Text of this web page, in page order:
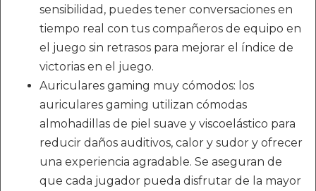
sensibilidad, puedes tener conversaciones en
tiempo real con tus compañeros de equipo en
el juego sin retrasos para mejorar el índice de
victorias en el juego.
Auriculares gaming muy cómodos: los
auriculares gaming utilizan cómodas
almohadillas de piel suave y viscoelástico para
reducir daños auditivos, calor y sudor y ofrecer
una experiencia agradable. Se aseguran de
que cada jugador pueda disfrutar de la mayor